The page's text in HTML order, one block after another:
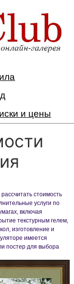
и цены
стоимость
услуги по
включая
текстурным гелем,
изготовление и
имеется
постер для выбора